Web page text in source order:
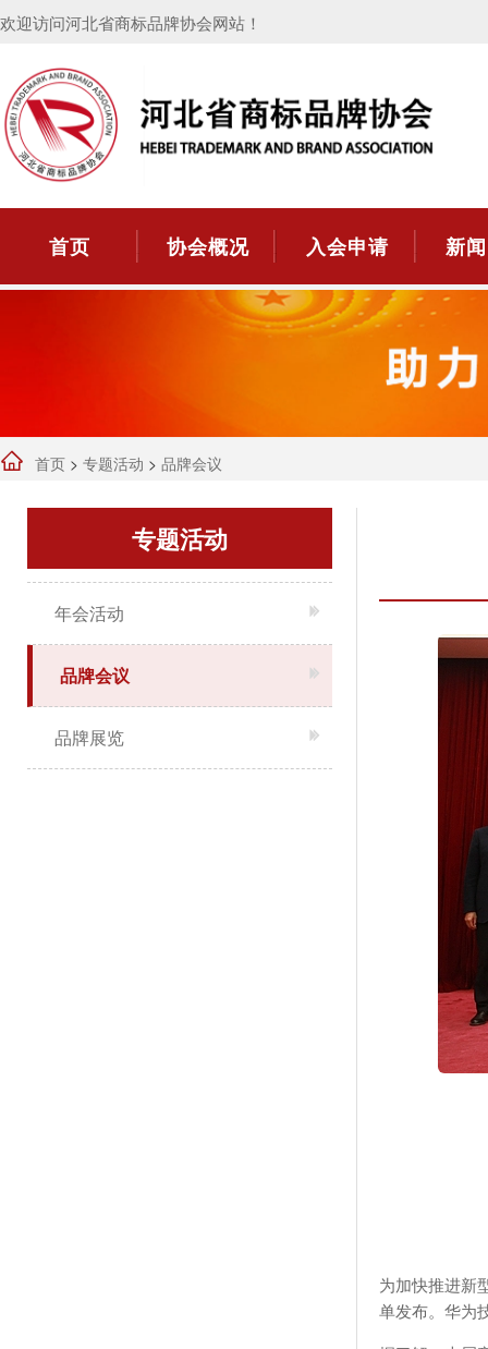
欢迎访问河北省商标品牌协会网站！
首页 协会概况 入会申请 新
首页 > 专题活动 > 品牌会议
专题活动
年会活动
品牌会议
品牌展览
为加快推进新
单发布。华为